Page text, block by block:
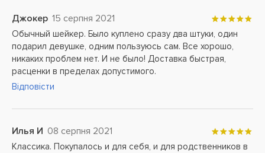
Джокер 15 серпня 2021
Обычный шейкер. Было куплено сразу два штуки, один
подарил девушке, одним пользуюсь сам. Все хорошо,
никаких проблем нет. И не было! Доставка быстрая,
расценки в пределах допустимого.
Відповісти
Илья И 08 серпня 2021
Классика. Покупалось и для себя, и для родственников в